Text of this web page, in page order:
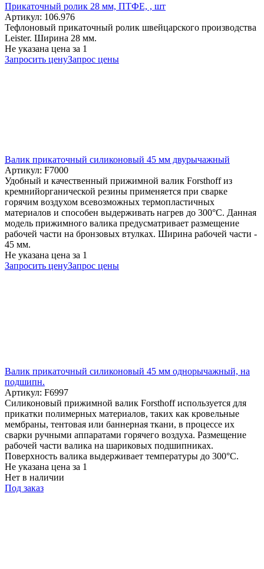
Прикаточный ролик 28 мм, ПТФЕ, , шт
Артикул: 106.976
Тефлоновый прикаточный ролик швейцарского производства
Leister. Ширина 28 мм.
Не указана цена за 1
Запросить ценуЗапрос цены
Валик прикаточный силиконовый 45 мм двурычажный
Артикул: F7000
Удобный и качественный прижимной валик Forsthoff из
кремнийорганической резины применяется при сварке
горячим воздухом всевозможных термопластичных
материалов и способен выдерживать нагрев до 300°С. Данная
модель прижимного валика предусматривает размещение
рабочей части на бронзовых втулках. Ширина рабочей части -
45 мм.
Не указана цена за 1
Запросить ценуЗапрос цены
Валик прикаточный силиконовый 45 мм однорычажный, на
подшипн.
Артикул: F6997
Силиконовый прижимной валик Forsthoff используется для
прикатки полимерных материалов, таких как кровельные
мембраны, тентовая или баннерная ткани, в процессе их
сварки ручными аппаратами горячего воздуха. Размещение
рабочей части валика на шариковых подшипниках.
Поверхность валика выдерживает температуры до 300°C.
Не указана цена за 1
Нет в наличии
Под заказ